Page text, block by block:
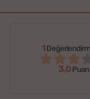
1
3,0Puan